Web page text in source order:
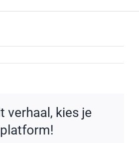
verhaal, kies je
platform!